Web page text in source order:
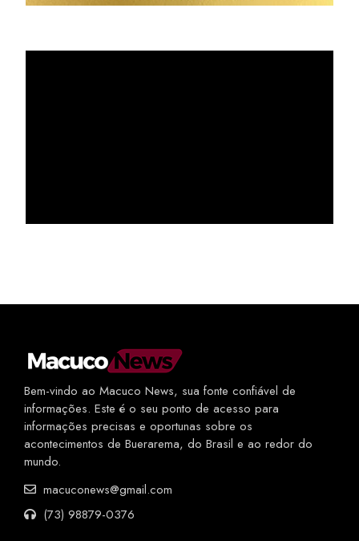
Bem-vindo ao Macuco News, sua fonte confiável de
informações. Este é o seu ponto de acesso para
informações precisas e oportunas sobre os
acontecimentos de Buerarema, do Brasil e ao redor do
mundo.
macuconews@gmail.com
(73) 98879-0376